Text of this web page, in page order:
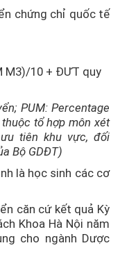
chứng chỉ quốc tế
M3)/10 + ĐƯT quy
PUM: Percentage
tổ hợp môn xét
tiên khu vực, đối
Bộ GDĐT)
là học sinh các cơ
căn cứ kết quả Kỳ
Khoa Hà Nội năm
cho ngành Dược